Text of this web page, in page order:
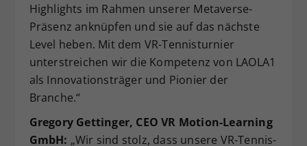
Highlights im Rahmen unserer Metaverse-
Präsenz anknüpfen und sie auf das nächste
Level heben. Mit dem VR-Tennisturnier
unterstreichen wir die Kompetenz von LAOLA1
als Innovationsträger und Pionier der
Branche.“
Gregory Gettinger, CEO VR Motion-Learning
GmbH: „Wir sind stolz, dass unsere VR-Tennis-